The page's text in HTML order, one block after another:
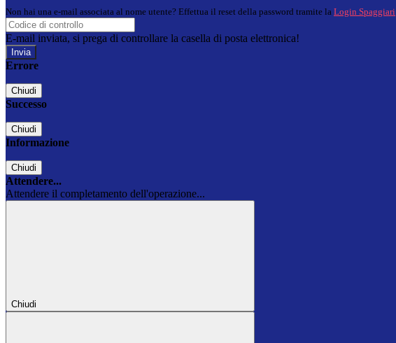
Non hai una e-mail associata al nome utente? Effettua il reset della password tramite la Login Spaggiari
E-mail inviata, si prega di controllare la casella di posta elettronica!
Errore
Chiudi
Successo
Chiudi
Informazione
Chiudi
Attendere...
Attendere il completamento dell'operazione...
Chiudi